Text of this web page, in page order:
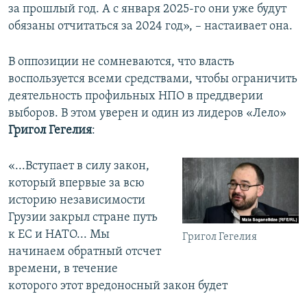
за прошлый год. А с января 2025-го они уже будут
обязаны отчитаться за 2024 год», – настаивает она.
В оппозиции не сомневаются, что власть
воспользуется всеми средствами, чтобы ограничить
деятельность профильных НПО в преддверии
выборов. В этом уверен и один из лидеров «Лело»
Григол Гегелия:
Григол Гегелия
«...Вступает в силу закон,
который впервые за всю
историю независимости
Грузии закрыл стране путь
к ЕС и НАТО... Мы
начинаем обратный отсчет
времени, в течение
которого этот вредоносный закон будет